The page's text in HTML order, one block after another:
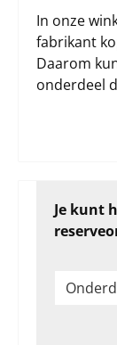
In onze
fabrikant
Daarom
onderdeel
Je kunt